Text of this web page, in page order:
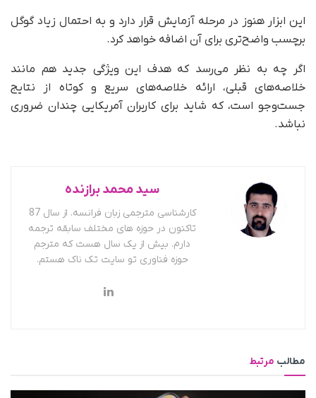
این ابزار هنوز در مرحله‌ آزمایش قرار دارد و به احتمال زیاد گوگل
برچسب واضح‌تری برای آن اضافه خواهد کرد.
اگر چه به نظر می‌رسد که هدف این ویژگی جدید هم مانند
خلاصه‌های قبلی، ارائه خلاصه‌های سریع و کوتاه از نتایج
جست‌وجو است، که شاید برای کاربران آمریکایی چندان ضروری
نباشد.
سید محمد برازنده
کارشناسی مترجمی زبان فرانسه. از سال 87
تاکنون در حوزه های مختلف سابقه ترجمه
دارم. بیش از یک سال هست که مترجم
حوزه فناوری تو سایت تک ناک هستم.
مطالب مرتبط